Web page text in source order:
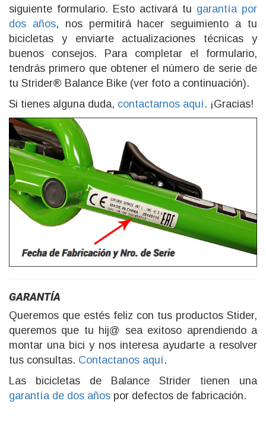
siguiente formulario. Esto activará tu garantía por
dos años, nos permitirá hacer seguimiento a tu
bicicletas y enviarte actualizaciones técnicas y
buenos consejos. Para completar el formulario,
tendrás primero que obtener el número de serie de
tu Strider® Balance Bike (ver foto a continuación).
Si tienes alguna duda, contactarnos aquí. ¡Gracias!
GARANTÍA
Queremos que estés feliz con tus productos Stider,
queremos que tu hij@ sea exitoso aprendiendo a
montar una bici y nos interesa ayudarte a resolver
tus consultas. Contactanos aquí.
Las bicicletas de Balance Strider tienen una
garantía de dos años por defectos de fabricación.